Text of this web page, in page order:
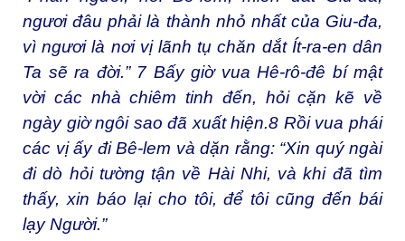
ngươi đâu phải là thành nhỏ nhất của Giu-đa,
vì ngươi là nơi vị lãnh tụ chăn dắt Ít-ra-en dân
Ta sẽ ra đời.” 7 Bấy giờ vua Hê-rô-đê bí mật
vời các nhà chiêm tinh đến, hỏi cặn kẽ về
ngày giờ ngôi sao đã xuất hiện.8 Rồi vua phái
các vị ấy đi Bê-lem và dặn rằng: “Xin quý ngài
đi dò hỏi tường tận về Hài Nhi, và khi đã tìm
thấy, xin báo lại cho tôi, để tôi cũng đến bái
lạy Người.”